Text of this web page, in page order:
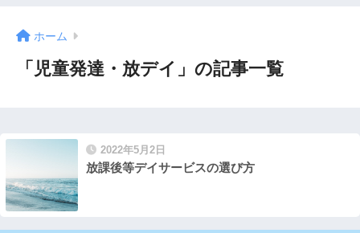
ホーム
「児童発達・放デイ」の記事一覧
2022年5月2日
放課後等デイサービスの選び方